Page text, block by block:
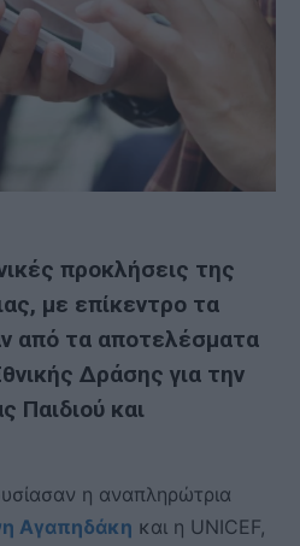
προκλήσεις της
με επίκεντρο τα
από τα αποτελέσματα
Δράσης για την
Παιδιού και
η αναπληρώτρια
Αγαπηδάκη και η UNICEF,